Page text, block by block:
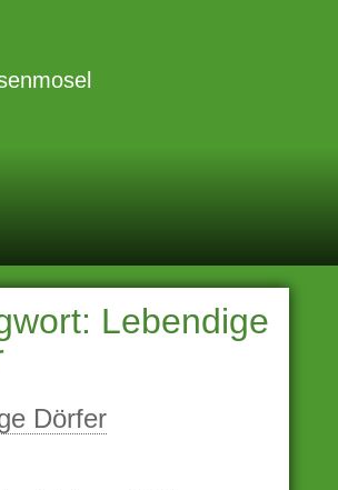
Lebendige
Dörfer